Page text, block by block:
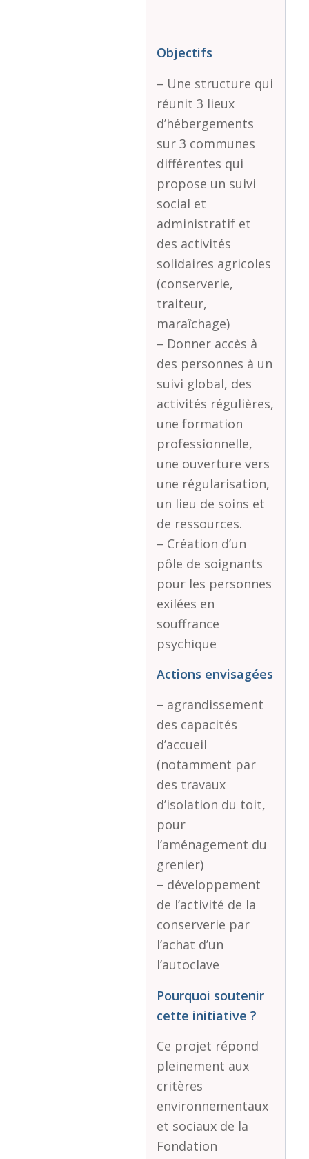
Objectifs
– Une structure qui
réunit 3 lieux
d’hébergements
sur 3 communes
différentes qui
propose un suivi
social et
administratif et
des activités
solidaires agricoles
(conserverie,
traiteur,
maraîchage)
– Donner accès à
des personnes à un
suivi global, des
activités régulières,
une formation
professionnelle,
une ouverture vers
une régularisation,
un lieu de soins et
de ressources.
– Création d’un
pôle de soignants
pour les personnes
exilées en
souffrance
psychique
Actions envisagées
– agrandissement
des capacités
d’accueil
(notamment par
des travaux
d’isolation du toit,
pour
l’aménagement du
grenier)
– développement
de l’activité de la
conserverie par
l’achat d’un
l’autoclave
Pourquoi soutenir
cette initiative ?
Ce projet répond
pleinement aux
critères
environnementaux
et sociaux de la
Fondation